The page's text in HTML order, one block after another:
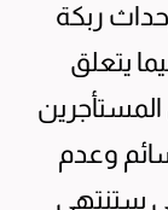
ربكة
يتعلق
المستأجرين
وعدم
ستنتهي